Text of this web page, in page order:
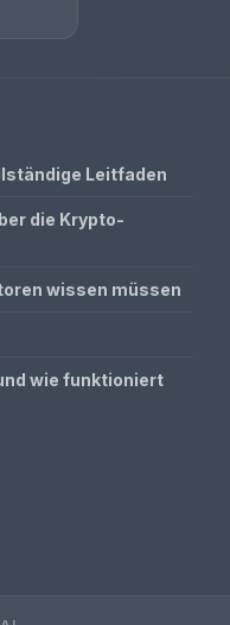
Leitfaden
die Krypto-
wissen müssen
wie funktioniert